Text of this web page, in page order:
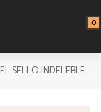
0
EL SELLO INDELEBLE